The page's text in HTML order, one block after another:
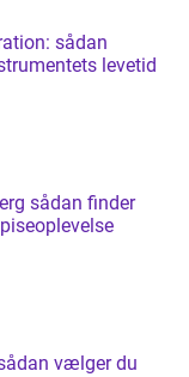
sådan
levetid